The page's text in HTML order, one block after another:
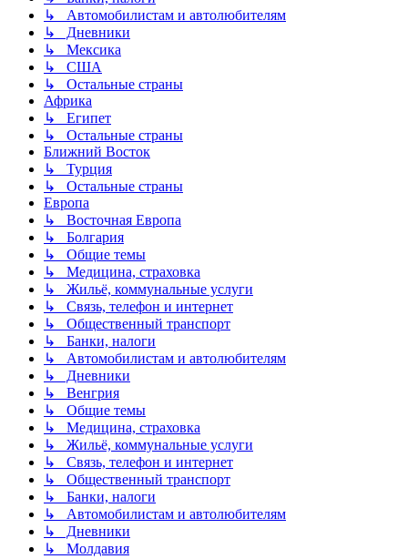
↳ Автомобилистам и автолюбителям
↳ Дневники
↳ Мексика
↳ США
↳ Остальные страны
Африка
↳ Египет
↳ Остальные страны
Ближний Восток
↳ Турция
↳ Остальные страны
Европа
↳ Восточная Европа
↳ Болгария
↳ Общие темы
↳ Медицина, страховка
↳ Жильё, коммунальные услуги
↳ Связь, телефон и интернет
↳ Общественный транспорт
↳ Банки, налоги
↳ Автомобилистам и автолюбителям
↳ Дневники
↳ Венгрия
↳ Общие темы
↳ Медицина, страховка
↳ Жильё, коммунальные услуги
↳ Связь, телефон и интернет
↳ Общественный транспорт
↳ Банки, налоги
↳ Автомобилистам и автолюбителям
↳ Дневники
↳ Молдавия